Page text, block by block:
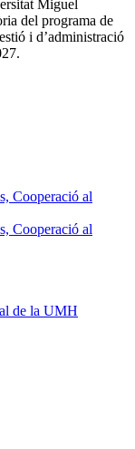
Miguel
del programa de
i d’administració
Cooperació al
Cooperació al
de la UMH